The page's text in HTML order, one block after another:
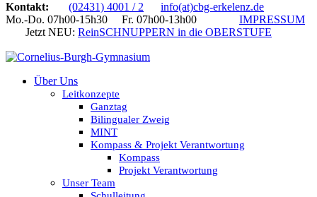
Kontakt: (02431) 4001 / 2
info(at)cbg-erkelenz.de
Mo.-Do. 07h00-15h30 Fr. 07h00-13h00 IMPRESSUM
Jetzt NEU: ReinSCHNUPPERN in die OBERSTUFE
Über Uns
Leitkonzepte
Ganztag
Bilingualer Zweig
MINT
Kompass & Projekt Verantwortung
Kompass
Projekt Verantwortung
Unser Team